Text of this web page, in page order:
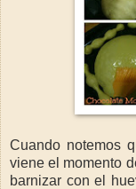
Cuando notemos
viene el momento
barnizar con el